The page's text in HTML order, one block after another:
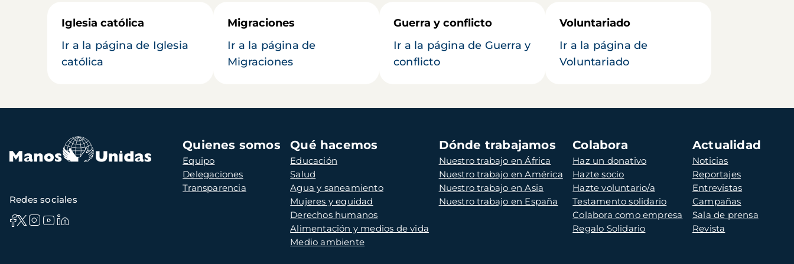
Iglesia católica
Ir a la página de Iglesia
católica
Migraciones
Ir a la página de
Migraciones
Guerra y conflicto
Ir a la página de Guerra y
conflicto
Voluntariado
Ir a la página de
Voluntariado
Navegación
principal
Quienes somos
Equipo
Delegaciones
Transparencia
Qué hacemos
Educación
Salud
Agua y saneamiento
Mujeres y equidad
Derechos humanos
Alimentación y medios de vida
Medio ambiente
Dónde trabajamos
Nuestro trabajo en África
Nuestro trabajo en América
Nuestro trabajo en Asia
Nuestro trabajo en España
Colabora
Haz un donativo
Hazte socio
Hazte voluntario/a
Testamento solidario
Colabora como empresa
Regalo Solidario
Actualidad
Noticias
Reportajes
Entrevistas
Campañas
Sala de prensa
Revista
Redes sociales